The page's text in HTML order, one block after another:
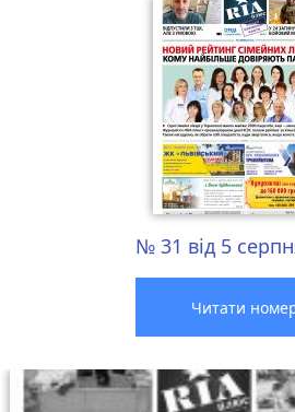
№ 31 від 5
Читати